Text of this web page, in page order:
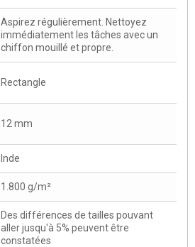
Aspirez régulièrement. Nettoyez
immédiatement les tâches avec un
chiffon mouillé et propre.
Rectangle
12 mm
Inde
1.800 g/m²
Des différences de tailles pouvant
aller jusqu'à 5% peuvent être
constatées